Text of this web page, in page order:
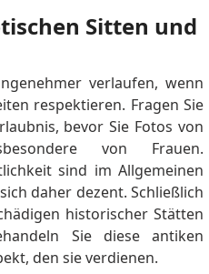
Sitten und
verlaufen, wenn
respektieren. Fragen Sie
bevor Sie Fotos von
von Frauen.
sind im Allgemeinen
daher dezent. Schließlich
historischer Stätten
Sie diese antiken
den sie verdienen.